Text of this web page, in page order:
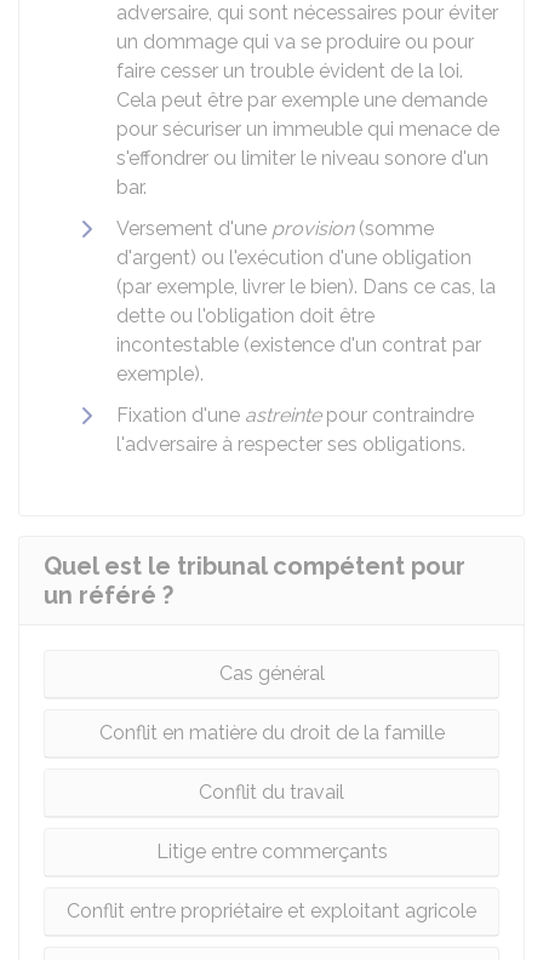
adversaire, qui sont nécessaires pour éviter
un dommage qui va se produire ou pour
faire cesser un trouble évident de la loi.
Cela peut être par exemple une demande
pour sécuriser un immeuble qui menace de
s'effondrer ou limiter le niveau sonore d'un
bar.
Versement d'une provision(somme
d'argent) ou l'exécution d'une obligation
(par exemple, livrer le bien). Dans ce cas, la
dette ou l'obligation doit être
incontestable (existence d'un contrat par
exemple).
Fixation d'une astreintepour contraindre
l'adversaire à respecter ses obligations.
Quel est le tribunal compétent pour
un référé ?
Cas général
Conflit en matière du droit de la famille
Conflit du travail
Litige entre commerçants
Conflit entre propriétaire et exploitant agricole